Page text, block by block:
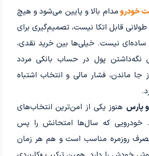
خودرو مدام بالا و پایین می‌شود و هیچ
قابل اتکا نیست، تصمیم‌گیری برای
ساده‌ای نیست. خیلی‌ها بین خرید نقدی،
نگه‌داشتن پول در حساب بانکی مردد
جا ماندن، فشار مالی و انتخاب اشتباه
پارس هنوز یکی از امن‌ترین انتخاب‌های
خودرویی که سال‌ها امتحانش را پس
روزمره مناسب است و هم هر زمان